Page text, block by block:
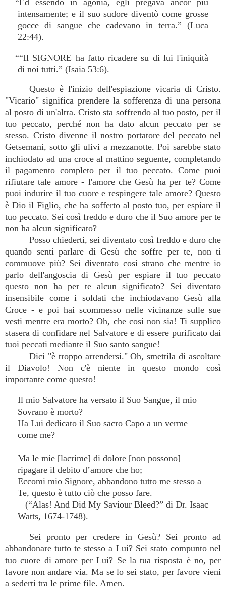
“Ed essendo in agonia, egli pregava ancor più
intensamente; e il suo sudore diventò come grosse
gocce di sangue che cadevano in terra.” (Luca
22:44).
““Il SIGNORE ha fatto ricadere su di lui l'iniquità
di noi tutti.” (Isaia 53:6).
Questo è l'inizio dell'espiazione vicaria di Cristo.
"Vicario" significa prendere la sofferenza di una persona
al posto di un'altra. Cristo sta soffrendo al tuo posto, per il
tuo peccato, perché non ha dato alcun peccato per se
stesso. Cristo divenne il nostro portatore del peccato nel
Getsemani, sotto gli ulivi a mezzanotte. Poi sarebbe stato
inchiodato ad una croce al mattino seguente, completando
il pagamento completo per il tuo peccato. Come puoi
rifiutare tale amore - l'amore che Gesù ha per te? Come
puoi indurire il tuo cuore e respingere tale amore? Questo
è Dio il Figlio, che ha sofferto al posto tuo, per espiare il
tuo peccato. Sei così freddo e duro che il Suo amore per te
non ha alcun significato?
Posso chiederti, sei diventato così freddo e duro che
quando senti parlare di Gesù che soffre per te, non ti
commuove più? Sei diventato così strano che mentre io
parlo dell'angoscia di Gesù per espiare il tuo peccato
questo non ha per te alcun significato? Sei diventato
insensibile come i soldati che inchiodavano Gesù alla
Croce - e poi hai scommesso nelle vicinanze sulle sue
vesti mentre era morto? Oh, che così non sia! Ti supplico
stasera di confidare nel Salvatore e di essere purificato dai
tuoi peccati mediante il Suo santo sangue!
Dici "è troppo arrendersi." Oh, smettila di ascoltare
il Diavolo! Non c'è niente in questo mondo così
importante come questo!
Il mio Salvatore ha versato il Suo Sangue, il mio
Sovrano è morto?
Ha Lui dedicato il Suo sacro Capo a un verme
come me?
Ma le mie [lacrime] di dolore [non possono]
ripagare il debito d’amore che ho;
Eccomi mio Signore, abbandono tutto me stesso a
Te, questo è tutto ciò che posso fare.
(“Alas! And Did My Saviour Bleed?” di Dr. Isaac
Watts, 1674-1748).
Sei pronto per credere in Gesù? Sei pronto ad
abbandonare tutto te stesso a Lui? Sei stato compunto nel
tuo cuore di amore per Lui? Se la tua risposta è no, per
favore non andare via. Ma se lo sei stato, per favore vieni
a sederti tra le prime file. Amen.